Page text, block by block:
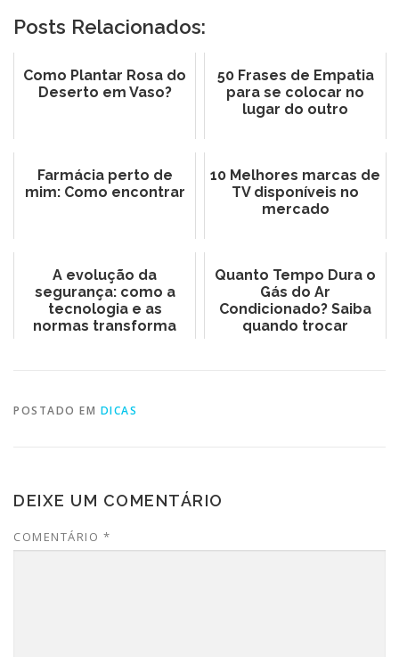
Posts Relacionados:
Como Plantar Rosa do
Deserto em Vaso?
50 Frases de Empatia
para se colocar no
lugar do outro
Farmácia perto de
mim: Como encontrar
10 Melhores marcas de
TV disponíveis no
mercado
A evolução da
segurança: como a
tecnologia e as
normas transforma
Quanto Tempo Dura o
Gás do Ar
Condicionado? Saiba
quando trocar
POSTADO EM DICAS
DEIXE UM COMENTÁRIO
COMENTÁRIO *